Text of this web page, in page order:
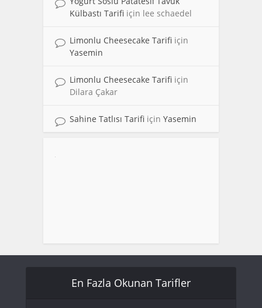
Külbastı Tarifi için lee schaedel
Limonlu Cheesecake Tarifi için
Yasemin
Limonlu Cheesecake Tarifi için
Dilara Çakar
Sahine Tatlısı Tarifi için Yasemin
En Fazla Okunan Tarifler